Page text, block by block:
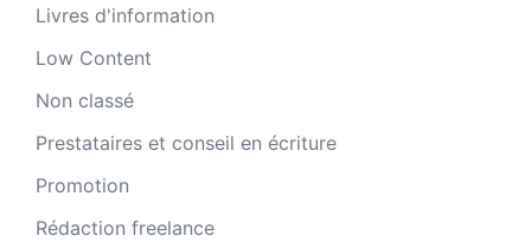
Livres d'information
Low Content
Non classé
Prestataires et conseil en écriture
Promotion
Rédaction freelance